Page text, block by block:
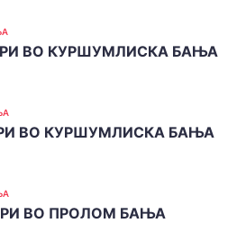
ВО КУРШУМЛИСКА БАЊА
ВО КУРШУМЛИСКА БАЊА
ВО ПРОЛОМ БАЊА